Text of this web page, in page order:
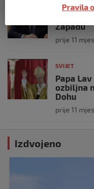
SVIJET
Zapadu
prije 11
SVIJET
Papa
ozbiljna
Dohu
prije 11
Izdvojeno
Pravila